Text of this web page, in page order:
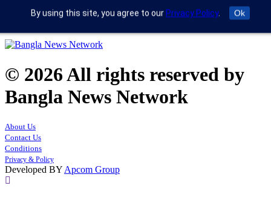
মোবাইল : +৮৮ ০২ ২২২২৪৬৯১৮, ০২২২২২৪৬৪৪৯
© 2026 All rights reserved by
Bangla News Network
About Us
Contact Us
Conditions
Privacy & Policy
Developed BY Apcom Group
By using this site, you agree to our Privacy Policy. Ok